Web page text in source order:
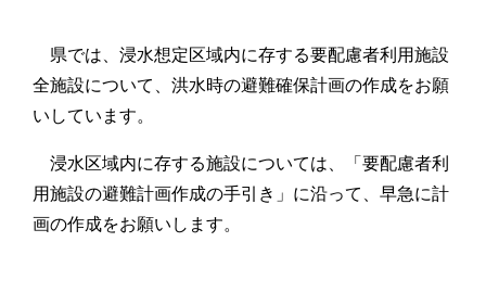
県では、浸水想定区域内に存する要配慮者利用施設
全施設について、洪水時の避難確保計画の作成をお願
いしています。
浸水区域内に存する施設については、「要配慮者利
用施設の避難計画作成の手引き」に沿って、早急に計
画の作成をお願いします。